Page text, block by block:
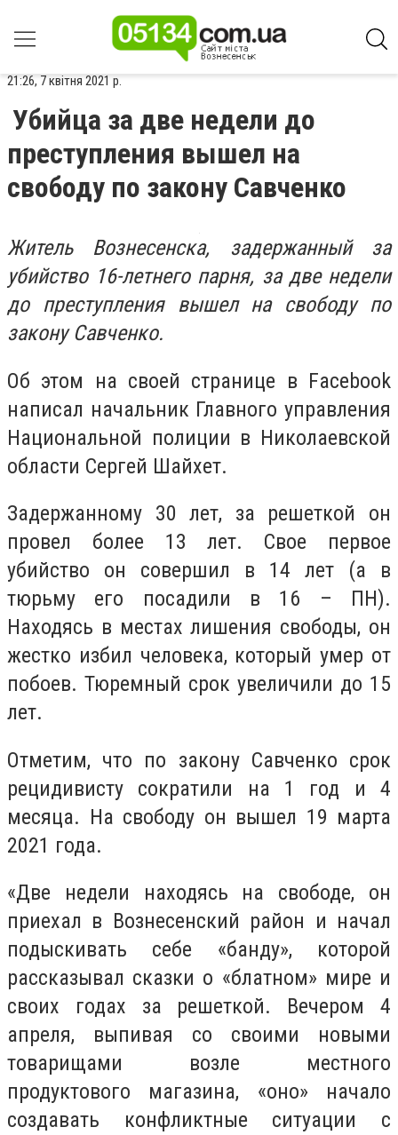
21:26, 7 квітня 2021 р.
Убийца за две недели до
преступления вышел на
свободу по закону Савченко
Житель Вознесенска, задержанный за
убийство 16-летнего парня, за две недели
до преступления вышел на свободу по
закону Савченко.
Об этом на своей странице в Facebook
написал начальник Главного управления
Национальной полиции в Николаевской
области Сергей Шайхет.
Задержанному 30 лет, за решеткой он
провел более 13 лет. Свое первое
убийство он совершил в 14 лет (а в
тюрьму его посадили в 16 – ПН).
Находясь в местах лишения свободы, он
жестко избил человека, который умер от
побоев. Тюремный срок увеличили до 15
лет.
Отметим, что по закону Савченко срок
рецидивисту сократили на 1 год и 4
месяца. На свободу он вышел 19 марта
2021 года.
«Две недели находясь на свободе, он
приехал в Вознесенский район и начал
подыскивать себе «банду», которой
рассказывал сказки о «блатном» мире и
своих годах за решеткой. Вечером 4
апреля, выпивая со своими новыми
товарищами возле местного
продуктового магазина, «оно» начало
создавать конфликтные ситуации с